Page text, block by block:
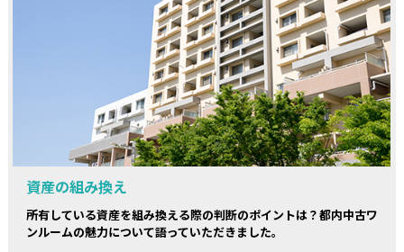
資産の組み換え
所有している資産を組み換える際の判断のポイントは？都内中古ワ
ンルームの魅力について語っていただきました。